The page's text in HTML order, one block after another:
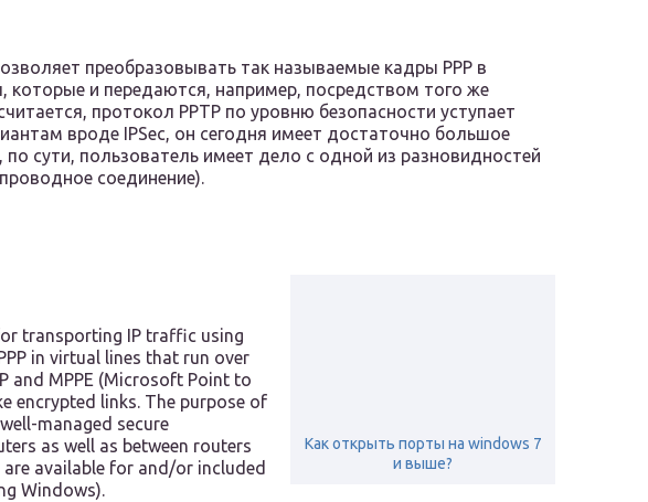
преобразовывать так называемые кадры PPP в
которые и передаются, например, посредством того же
протокол PPTP по уровню безопасности уступает
вроде IPSec, он сегодня имеет достаточно большое
по сути, пользователь имеет дело с одной из разновидностей
соединение).
Как открыть порты на windows 7
и выше?
transporting IP traffic using
in virtual lines that run over
and MPPE (Microsoft Point to
encrypted links. The purpose of
managed secure
as well as between routers
are available for and/or included
Windows).